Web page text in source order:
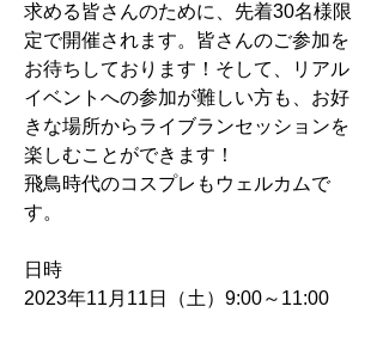
求める皆さんのために、先着30名様限
定で開催されます。皆さんのご参加を
お待ちしております！そして、リアル
イベントへの参加が難しい方も、お好
きな場所からライブランセッションを
楽しむことができます！
飛鳥時代のコスプレもウェルカムで
す。
日時
2023年11月11日（土）9:00～11:00